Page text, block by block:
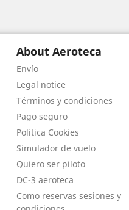
About Aeroteca
Envío
Legal notice
Términos y condiciones
Pago seguro
Politica Cookies
Simulador de vuelo
Quiero ser piloto
DC-3 aeroteca
Como reservas sesiones y